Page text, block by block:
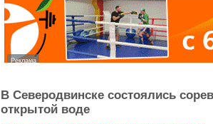
В Северодвинске состоялись
открытой воде